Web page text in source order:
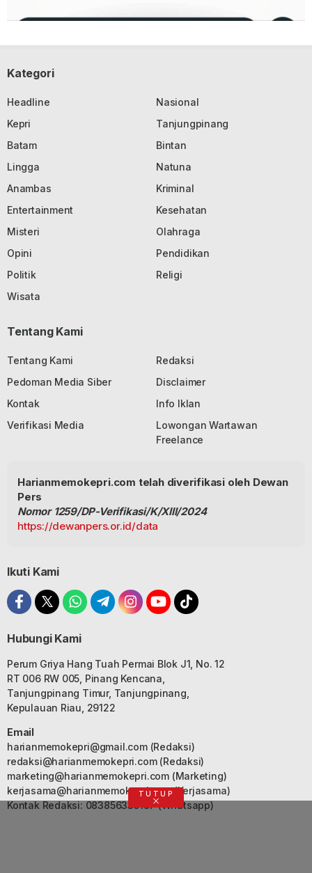
Kategori
Headline
Nasional
Kepri
Tanjungpinang
Batam
Bintan
Lingga
Natuna
Anambas
Kriminal
Entertainment
Kesehatan
Misteri
Olahraga
Opini
Pendidikan
Politik
Religi
Wisata
Tentang Kami
Tentang Kami
Redaksi
Pedoman Media Siber
Disclaimer
Kontak
Info Iklan
Verifikasi Media
Lowongan Wartawan
Freelance
Harianmemokepri.com telah diverifikasi oleh Dewan
Pers
Nomor 1259/DP-Verifikasi/K/XIII/2024
https://dewanpers.or.id/data
Ikuti Kami
Hubungi Kami
Perum Griya Hang Tuah Permai Blok J1, No. 12
RT 006 RW 005, Pinang Kencana,
Tanjungpinang Timur, Tanjungpinang,
Kepulauan Riau, 29122
Email
harianmemokepri@gmail.com(Redaksi)
redaksi@harianmemokepri.com(Redaksi)
marketing@harianmemokepri.com(Marketing)
kerjasama@harianmemokepri.com(Kerjasama)
Kontak Redaksi: 083856335187 (Whatsapp)
TUTUP